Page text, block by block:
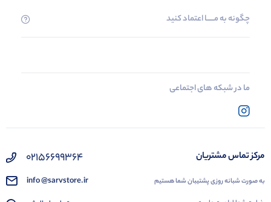
چگونه به مــــــا اعتماد کنید
ما در شبکه های اجتماعی
مرکز تماس مشتریان
به صورت شبانه روزی پشتیبان شما هستیم
02156699364
info @sarvstore.ir